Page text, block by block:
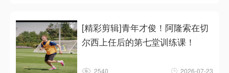
[精彩剪辑]青年才俊！阿隆索在切
尔西上任后的第七堂训练课！
2540 2026-07-23